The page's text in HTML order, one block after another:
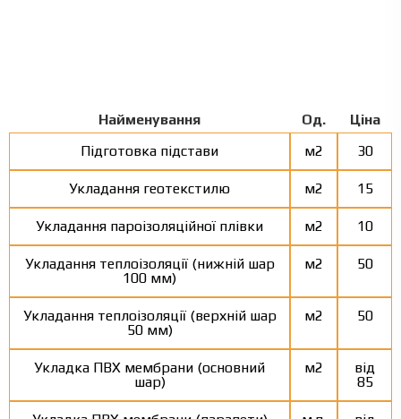
Найменування Од.
Ціна
Підготовка підстави
м2 30
Укладання геотекстилю м2 15
Укладання пароізоляційної плівки м2 10
Укладання теплоізоляції (нижній шар
100 мм)
м2 50
Укладання теплоізоляції (верхній шар
50 мм)
м2 50
Укладка ПВХ мембрани (основний
шар)
м2
від
85